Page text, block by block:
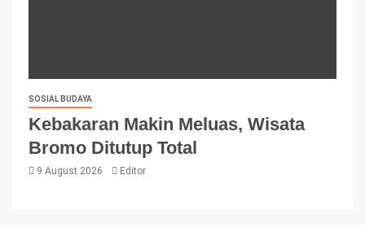
SOSIAL BUDAYA
Kebakaran Makin Meluas, Wisata
Bromo Ditutup Total
9 August 2026 Editor